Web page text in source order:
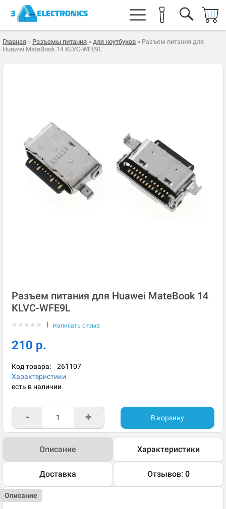
Главная » Разъемы питания » для ноутбуков » Разъем питания для
Huawei MateBook 14 KLVC-WFE9L
Разъем питания для Huawei MateBook 14
KLVC-WFE9L
★ ★ ★ ★ ★ | Написать отзыв
210 р.
Код товара: 261107
Характеристики
есть в наличии
- + В корзину
Описание Характеристики
Доставка Отзывов: 0
Описание